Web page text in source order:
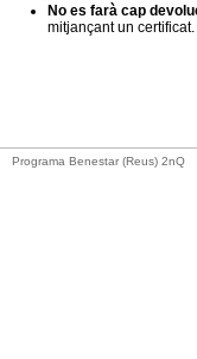
No es farà cap
mitjançant un
Programa Benestar (Reus) 2nQ